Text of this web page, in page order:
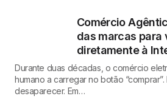
Comércio
das marcas para
diretamente à
Durante duas décadas, o comércio
humano a carregar no botão
desaparecer. Em…